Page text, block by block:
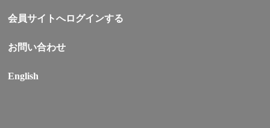
会員サイトへログインする
お問い合わせ
English